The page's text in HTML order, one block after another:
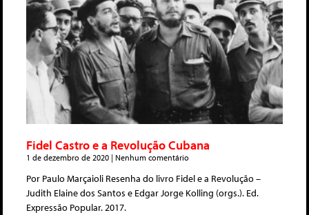
Fidel Castro e a Revolução Cubana
1 de dezembro de 2020 Nenhum comentário
Por Paulo Marçaioli Resenha do livro Fidel e a Revolução –
Judith Elaine dos Santos e Edgar Jorge Kolling (orgs.). Ed.
Expressão Popular. 2017.